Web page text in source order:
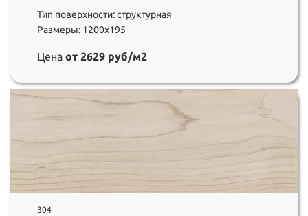
Тип поверхности: структурная
Размеры: 1200х195
Цена от 2629 руб/м2
304